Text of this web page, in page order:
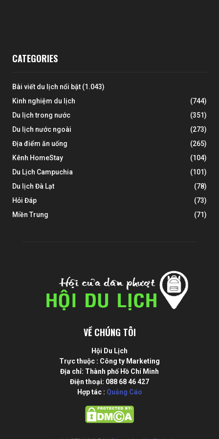
CATEGORIES
Bài viết du lịch nổi bật (1.043)
Kinh nghiệm du lịch
(744)
Du lịch trong nước
(351)
Du lịch nước ngoài
(273)
Địa điểm ăn uống
(265)
Kênh HomeStay
(104)
Du Lịch Campuchia
(101)
Du lịch Đà Lạt
(78)
Hỏi Đáp
(73)
Miền Trung
(71)
VỀ CHÚNG TÔI
Hội Du Lịch
Trực thuộc : Công ty Marketing
Địa chỉ: Thành phố Hồ Chí Minh
Điện thoại: 088 68 46 427
Hợp tác : Quảng Cáo